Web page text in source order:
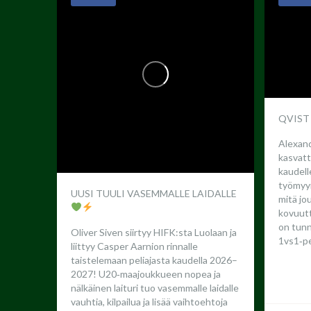
UUSI TUULI VASEMMALLE LAIDALLE
Oliver Siven siirtyy HIFK:sta Luolaan ja
liittyy Casper Aarnion rinnalle
taistelemaan peliajasta kaudella 2026–
2027! U20‑maajoukkueen nopea ja
nälkäinen laituri tuo vasemmalle laidalle
vauhtia, kilpailua ja lisää vaihtoehtoja
mitä
on